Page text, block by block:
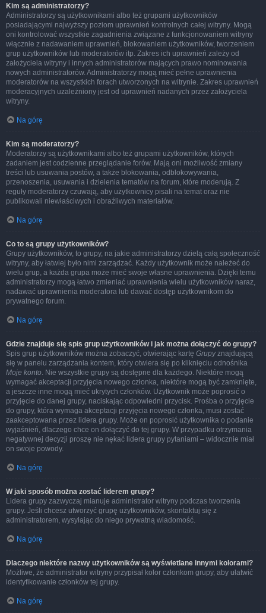
Kim są administratorzy?
Administratorzy są użytkownikami albo też grupami użytkowników
posiadającymi najwyższy poziom uprawnień kontrolnych całej witryny. Mogą
oni kontrolować wszystkie zagadnienia związane z funkcjonowaniem witryny
włącznie z nadawaniem uprawnień, blokowaniem użytkowników, tworzeniem
grup użytkowników lub moderatorów itp. Zakres ich uprawnień zależy od
założyciela witryny i innych administratorów mających prawo nominowania
nowych administratorów. Administratorzy mogą mieć pełne uprawnienia
moderatorów na wszystkich forach utworzonych na witrynie. Zakres uprawnień
moderacyjnych uzależniony jest od uprawnień nadanych przez założyciela
witryny.
Na górę
Kim są moderatorzy?
Moderatorzy są użytkownikami albo też grupami użytkowników, których
zadaniem jest codzienne przeglądanie forów. Mają oni możliwość zmiany
treści lub usuwania postów, a także blokowania, odblokowywania,
przenoszenia, usuwania i dzielenia tematów na forum, które moderują. Z
reguły moderatorzy czuwają, aby użytkownicy pisali na temat oraz nie
publikowali niewłaściwych i obraźliwych materiałów.
Na górę
Co to są grupy użytkowników?
Grupy użytkowników, to grupy, na jakie administratorzy dzielą całą społeczność
witryny, aby łatwiej było nimi zarządzać. Każdy użytkownik może należeć do
wielu grup, a każda grupa może mieć swoje własne uprawnienia. Dzięki temu
administratorzy mogą łatwo zmieniać uprawnienia wielu użytkowników naraz,
nadawać uprawnienia moderatora lub dawać dostęp użytkownikom do
prywatnego forum.
Na górę
Gdzie znajduje się spis grup użytkowników i jak można dołączyć do grupy?
Spis grup użytkowników można zobaczyć, otwierając kartę Grupyznajdującą
się w panelu zarządzania kontem, który otwiera się po kliknięciu odnośnika
Moje konto. Nie wszystkie grupy są dostępne dla każdego. Niektóre mogą
wymagać akceptacji przyjęcia nowego członka, niektóre mogą być zamknięte,
a jeszcze inne mogą mieć ukrytych członków. Użytkownik może poprosić o
przyjęcie do danej grupy, naciskając odpowiedni przycisk. Prośba o przyjęcie
do grupy, która wymaga akceptacji przyjęcia nowego członka, musi zostać
zaakceptowana przez lidera grupy. Może on poprosić użytkownika o podanie
wyjaśnień, dlaczego chce on dołączyć do tej grupy. W przypadku otrzymania
negatywnej decyzji proszę nie nękać lidera grupy pytaniami – widocznie miał
on swoje powody.
Na górę
W jaki sposób można zostać liderem grupy?
Lidera grupy zazwyczaj mianuje administrator witryny podczas tworzenia
grupy. Jeśli chcesz utworzyć grupę użytkowników, skontaktuj się z
administratorem, wysyłając do niego prywatną wiadomość.
Na górę
Dlaczego niektóre nazwy użytkowników są wyświetlane innymi kolorami?
Możliwe, że administrator witryny przypisał kolor członkom grupy, aby ułatwić
identyfikowanie członków tej grupy.
Na górę